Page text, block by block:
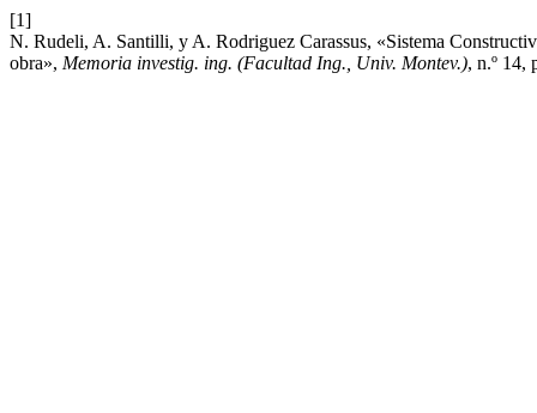
[1]
N. Rudeli, A. Santilli, y A. Rodriguez Carassus, «Sistema
obra», Memoria investig. ing. (Facultad Ing., Univ. Montev.), n.º 14,